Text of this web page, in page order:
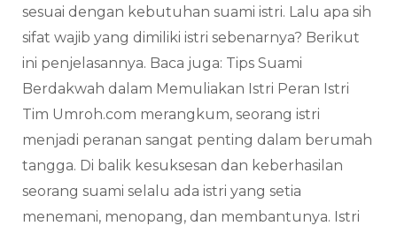
sesuai dengan kebutuhan suami istri. Lalu apa sih
sifat wajib yang dimiliki istri sebenarnya? Berikut
ini penjelasannya. Baca juga: Tips Suami
Berdakwah dalam Memuliakan Istri Peran Istri
Tim Umroh.com merangkum, seorang istri
menjadi peranan sangat penting dalam berumah
tangga. Di balik kesuksesan dan keberhasilan
seorang suami selalu ada istri yang setia
menemani, menopang, dan membantunya. Istri